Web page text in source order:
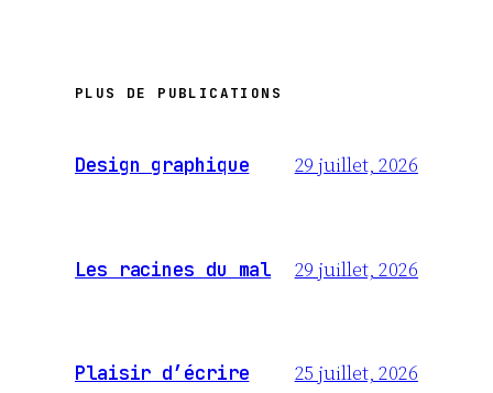
PLUS DE PUBLICATIONS
Design graphique 29 juillet, 2026
Les racines du mal 29 juillet, 2026
Plaisir d’écrire 25 juillet, 2026